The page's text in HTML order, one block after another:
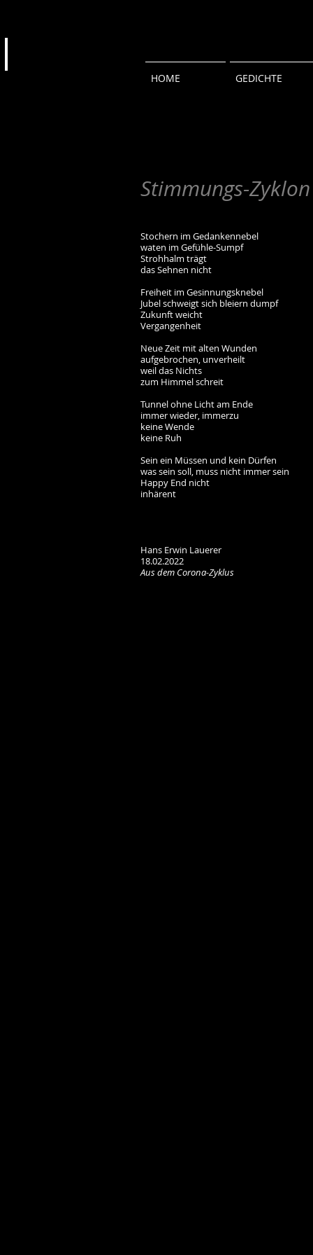
HOME GEDICHTE
Stimmungs-Zyklon
Stochern im Gedankennebel
waten im Gefühle-Sumpf
Strohhalm trägt
das Sehnen nicht
Freiheit im Gesinnungsknebel
Jubel schweigt sich bleiern dumpf
Zukunft weicht
Vergangenheit
Neue Zeit mit alten Wunden
aufgebrochen, unverheilt
weil das Nichts
zum Himmel schreit
Tunnel ohne Licht am Ende
immer wieder, immerzu
keine Wende
keine Ruh
Sein ein Müssen und kein Dürfen
was sein soll, muss nicht immer sein
Happy End nicht
inhärent
Hans Erwin Lauerer
18.02.2022
Aus dem Corona-Zyklus